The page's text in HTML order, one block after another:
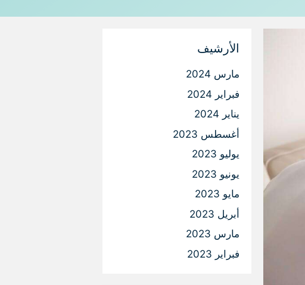
الأرشيف
مارس 2024
فبراير 2024
يناير 2024
أغسطس 2023
يوليو 2023
يونيو 2023
مايو 2023
أبريل 2023
مارس 2023
فبراير 2023